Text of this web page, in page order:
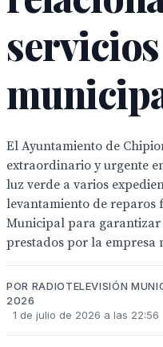
servicios
El Ayuntamiento de
extraordinario y urgente
luz verde a varios
levantamiento de
Municipal para garantizar
prestados por la empresa
POR RADIOTELEVISIÓN
2026
1 de julio de 2026 a las 22:56